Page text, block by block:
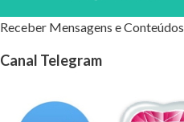
Receber Mensagens e Conteúdos
Canal Telegram